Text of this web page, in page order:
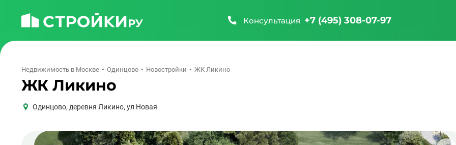
Консультация +7 (495) 308-07-97
Недвижимость в Москве Одинцово Новостройки ЖК Ликино
ЖК Ликино
Одинцово, деревня Ликино, ул Новая